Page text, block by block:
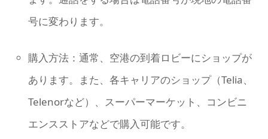
号に変わります。
購入方法：通常、空港の到着ロビーにショップが
あります。また、各キャリアのショップ（Telia、
Telenorなど）、スーパーマーケット、コンビニ
エンスストアなどで購入可能です。